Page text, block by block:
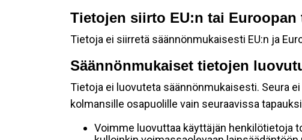
Tietojen siirto EU:n tai
Tietoja ei siirretä säännönmukaisesti EU:n ja
Säännönmukaiset tietojen
Tietoja ei luovuteta säännönmukaisesti. Seura
kolmansille osapuolille vain seuraavissa
Voimme luovuttaa käyttäjän henkilötietoja